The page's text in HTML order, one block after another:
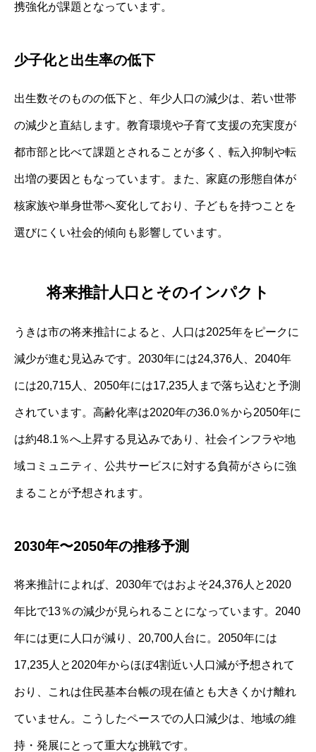
携強化が課題となっています。
少子化と出生率の低下
出生数そのものの低下と、年少人口の減少は、若い世帯
の減少と直結します。教育環境や子育て支援の充実度が
都市部と比べて課題とされることが多く、転入抑制や転
出増の要因ともなっています。また、家庭の形態自体が
核家族や単身世帯へ変化しており、子どもを持つことを
選びにくい社会的傾向も影響しています。
将来推計人口とそのインパクト
うきは市の将来推計によると、人口は2025年をピークに
減少が進む見込みです。2030年には24,376人、2040年
には20,715人、2050年には17,235人まで落ち込むと予測
されています。高齢化率は2020年の36.0％から2050年に
は約48.1％へ上昇する見込みであり、社会インフラや地
域コミュニティ、公共サービスに対する負荷がさらに強
まることが予想されます。
2030年〜2050年の推移予測
将来推計によれば、2030年ではおよそ24,376人と2020
年比で13％の減少が見られることになっています。2040
年には更に人口が減り、20,700人台に。2050年には
17,235人と2020年からほぼ4割近い人口減が予想されて
おり、これは住民基本台帳の現在値とも大きくかけ離れ
ていません。こうしたペースでの人口減少は、地域の維
持・発展にとって重大な挑戦です。